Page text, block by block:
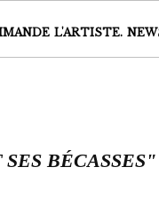
L'ARTISTE.
BÉCASSES"